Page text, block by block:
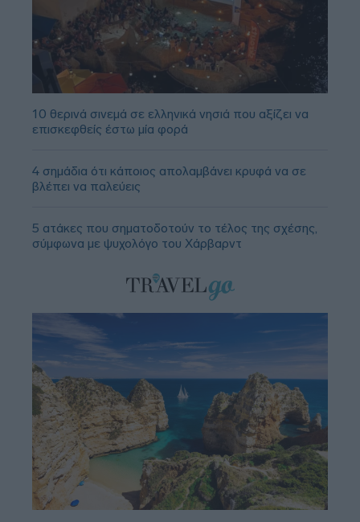
10 θερινά σινεμά σε ελληνικά νησιά που αξίζει να
επισκεφθείς έστω μία φορά
4 σημάδια ότι κάποιος απολαμβάνει κρυφά να σε
βλέπει να παλεύεις
5 ατάκες που σηματοδοτούν το τέλος της σχέσης,
σύμφωνα με ψυχολόγο του Χάρβαρντ